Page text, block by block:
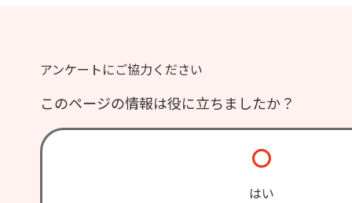
アンケートにご協力ください
このページの情報は役に立ちましたか？
はい